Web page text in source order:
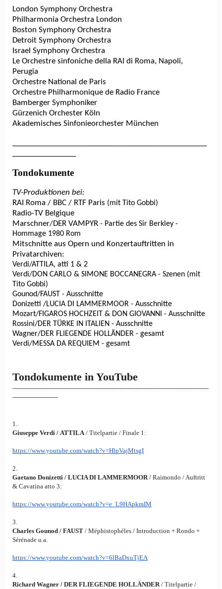
London Symphony Orchestra
Philharmonia Orchestra London
Boston Symphony Orchestra
Detroit Symphony Orchestra
Israel Symphony Orchestra
Le Orchestre sinfoniche della RAI di Roma, Napoli,
Perugia
Orchestre National de Paris
Orchestre Philharmonique de Radio France
Bamberger Symphoniker
Gürzenich Orchester Köln
Akademisches Sinfonieorchester München
Tondokumente
TV-Produktionen bei:
RAI Roma / BBC / RTF Paris (mit Tito Gobbi)
Radio-TV Belgique
Marschner/DER VAMPYR - Partie des Sir Berkley -
Hommage 1980 Rom
Mitschnitte aus Opern und Konzertauftritten in
Privatarchiven:
Verdi/ATTILA, atti 1 & 2
Verdi/DON CARLO & SIMONE BOCCANEGRA - Szenen (mit
Tito Gobbi)
Gounod/FAUST - Ausschnitte
Donizetti /LUCIA DI LAMMERMOOR - Ausschnitte
Mozart/FIGAROS HOCHZEIT & DON GIOVANNI - Ausschnitte
Rossini/DER TÜRKE IN ITALIEN - Ausschnitte
Wagner/DER FLIEGENDE HOLLÄNDER - gesamt
Verdi/MESSA DA REQUIEM - gesamt
Tondokumente in YouTube
---------------------------------------------------------------------------------------------------
-----------------------
1.
Giuseppe Verdi / ATTILA/ Titelpartie / Finale 1:
https://www.youtube.com/watch?v=HlpVajMtsgI
2.
Gaetano Donizetti / LUCIA DI LAMMERMOOR/ Raimondo / Auftritt
& Cavatina atto 3:
https://www.youtube.com/watch?v=e_L9HApkmIM
3.
Charles Gounod / FAUST / Méphistophéles / Introduction + Rondo +
Sérénade u.a.
https://www.youtube.com/watch?v=6lBaDxuTjEA
4.
Richard Wagner / DER FLIEGENDE HOLLÄNDER/ Titelpartie /